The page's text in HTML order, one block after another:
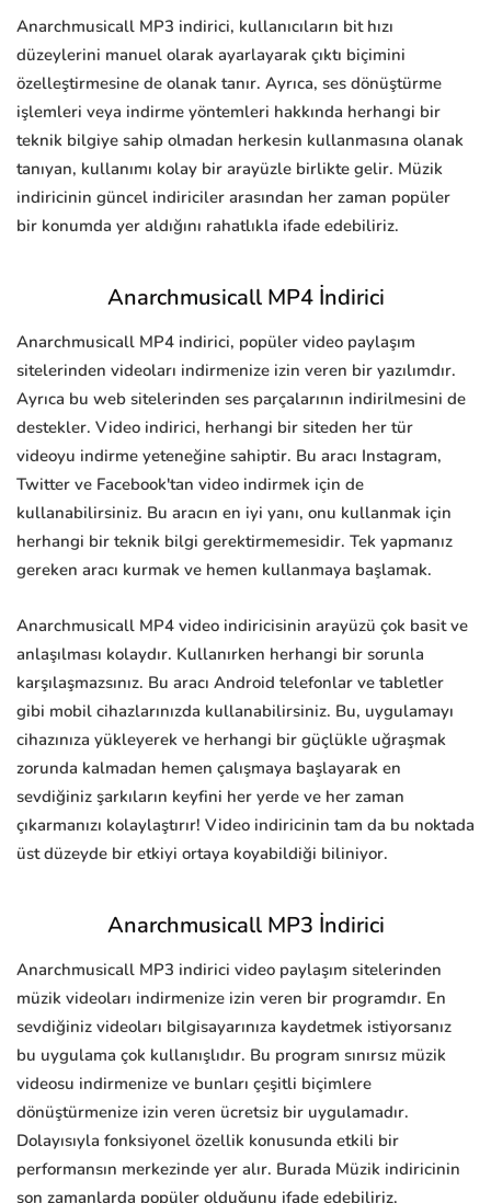
Anarchmusicall MP3 indirici, kullanıcıların bit hızı
düzeylerini manuel olarak ayarlayarak çıktı biçimini
özelleştirmesine de olanak tanır. Ayrıca, ses dönüştürme
işlemleri veya indirme yöntemleri hakkında herhangi bir
teknik bilgiye sahip olmadan herkesin kullanmasına olanak
tanıyan, kullanımı kolay bir arayüzle birlikte gelir. Müzik
indiricinin güncel indiriciler arasından her zaman popüler
bir konumda yer aldığını rahatlıkla ifade edebiliriz.
Anarchmusicall MP4 İndirici
Anarchmusicall MP4 indirici, popüler video paylaşım
sitelerinden videoları indirmenize izin veren bir yazılımdır.
Ayrıca bu web sitelerinden ses parçalarının indirilmesini de
destekler. Video indirici, herhangi bir siteden her tür
videoyu indirme yeteneğine sahiptir. Bu aracı Instagram,
Twitter ve Facebook'tan video indirmek için de
kullanabilirsiniz. Bu aracın en iyi yanı, onu kullanmak için
herhangi bir teknik bilgi gerektirmemesidir. Tek yapmanız
gereken aracı kurmak ve hemen kullanmaya başlamak.
Anarchmusicall MP4 video indiricisinin arayüzü çok basit ve
anlaşılması kolaydır. Kullanırken herhangi bir sorunla
karşılaşmazsınız. Bu aracı Android telefonlar ve tabletler
gibi mobil cihazlarınızda kullanabilirsiniz. Bu, uygulamayı
cihazınıza yükleyerek ve herhangi bir güçlükle uğraşmak
zorunda kalmadan hemen çalışmaya başlayarak en
sevdiğiniz şarkıların keyfini her yerde ve her zaman
çıkarmanızı kolaylaştırır! Video indiricinin tam da bu noktada
üst düzeyde bir etkiyi ortaya koyabildiği biliniyor.
Anarchmusicall MP3 İndirici
Anarchmusicall MP3 indirici video paylaşım sitelerinden
müzik videoları indirmenize izin veren bir programdır. En
sevdiğiniz videoları bilgisayarınıza kaydetmek istiyorsanız
bu uygulama çok kullanışlıdır. Bu program sınırsız müzik
videosu indirmenize ve bunları çeşitli biçimlere
dönüştürmenize izin veren ücretsiz bir uygulamadır.
Dolayısıyla fonksiyonel özellik konusunda etkili bir
performansın merkezinde yer alır. Burada Müzik indiricinin
son zamanlarda popüler olduğunu ifade edebiliriz.